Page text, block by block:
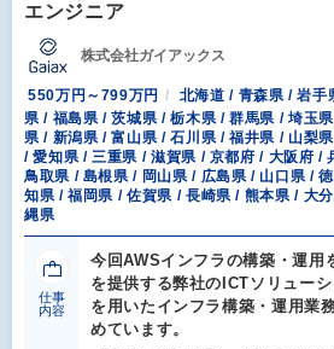
エンジニア
株式会社ガイアックス
550万円～799万円
北海道 / 青森県 / 岩手
県 / 福島県 / 茨城県 / 栃木県 / 群馬県 / 埼玉
県 / 新潟県 / 富山県 / 石川県 / 福井県 / 山梨
/ 愛知県 / 三重県 / 滋賀県 / 京都府 / 大阪府 /
鳥取県 / 島根県 / 岡山県 / 広島県 / 山口県 /
知県 / 福岡県 / 佐賀県 / 長崎県 / 熊本県 / 大
縄県
仕事
内容
今回AWSインフラの構築・運用
を提供する弊社のICTソリュー
を用いたインフラ構築・運用業
めています。